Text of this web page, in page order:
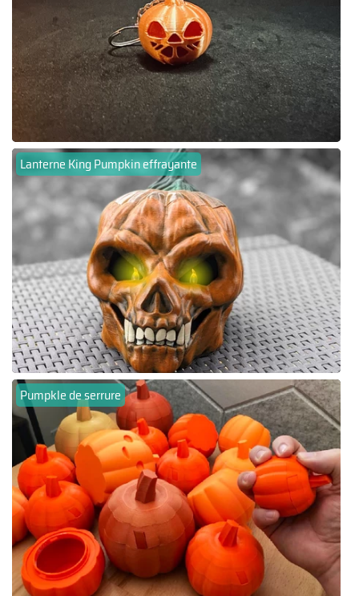
Lanterne King Pumpkin effrayante
Pumpkle de serrure